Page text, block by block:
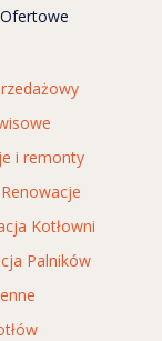
i remonty
Kotłowni
Palników